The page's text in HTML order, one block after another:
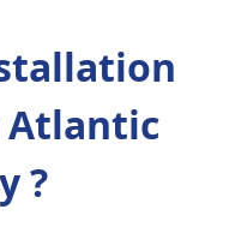
Atlantic
?